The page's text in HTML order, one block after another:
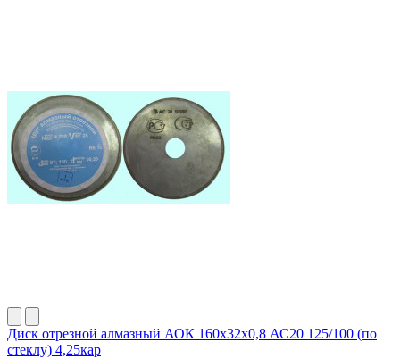
Диск отрезной алмазный АОК 160х32х0,8 АС20 125/100 (по
стеклу) 4,25кар